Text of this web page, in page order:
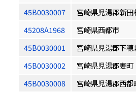
45B0030007
宮崎県児湯郡新田
45208A1968
宮崎県西都市
45B0030001
宮崎県児湯郡下穂
45B0030002
宮崎県児湯郡妻町
45B0030008
宮崎県児湯郡西都